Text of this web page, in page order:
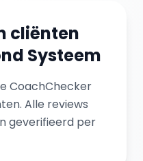
cliënten
Systeem
CoachChecker
Alle reviews
geverifieerd per